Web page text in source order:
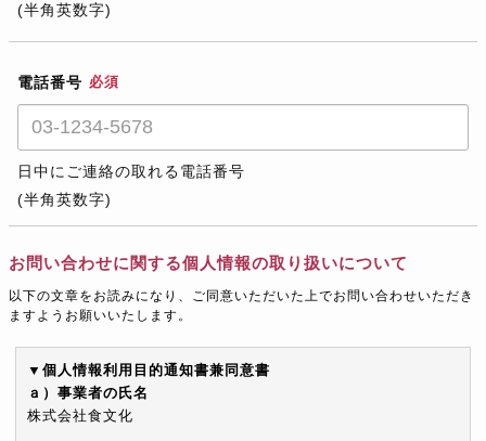
(半角英数字)
電話番号 必須
日中にご連絡の取れる電話番号
(半角英数字)
お問い合わせに関する個人情報の取り扱いについて
以下の文章をお読みになり、ご同意いただいた上でお問い合わせいただき
ますようお願いいたします。
▼個人情報利用目的通知書兼同意書
ａ）事業者の氏名
株式会社食文化